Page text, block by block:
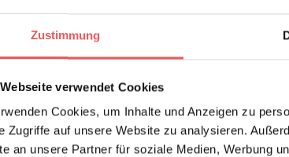
Zustimmung
verwendet Cookies
Cookies, um Inhalte und Anzeigen zu
Zugriffe auf unsere Website zu analysieren.
an unsere Partner für soziale Medien, Werbung